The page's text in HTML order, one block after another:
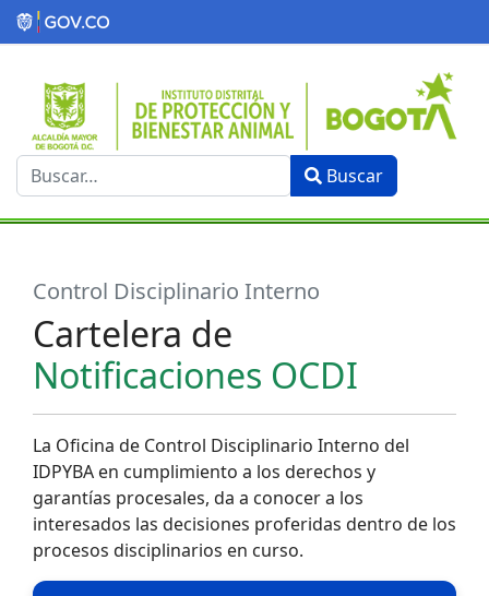
Buscar...
Buscar
Control Disciplinario Interno
Cartelera de
Notificaciones OCDI
La Oficina de Control Disciplinario Interno del
IDPYBA en cumplimiento a los derechos y
garantías procesales, da a conocer a los
interesados las decisiones proferidas dentro de los
procesos disciplinarios en curso.